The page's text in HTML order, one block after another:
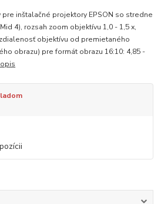
inštalačné projektory EPSON so stredne
4), rozsah zoom objektívu 1,0 - 1,5 x,
objektívu od premietaného
obrazu) pre formát obrazu 16:10: 4,85 -